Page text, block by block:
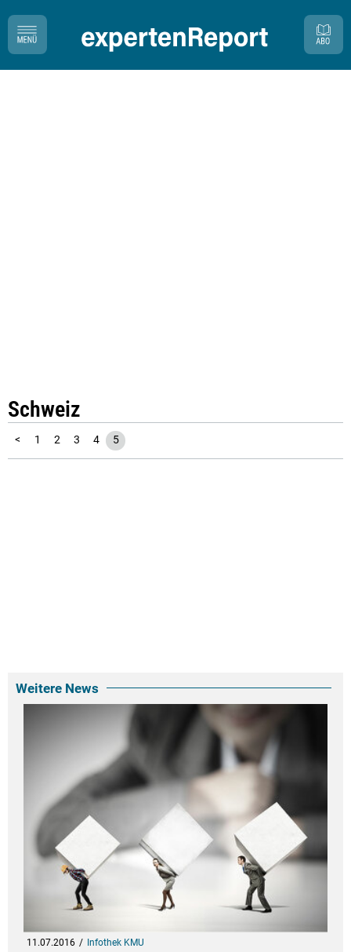
Schweiz
< 1 2 3 4 5
Weitere News
11.07.2016 Infothek KMU